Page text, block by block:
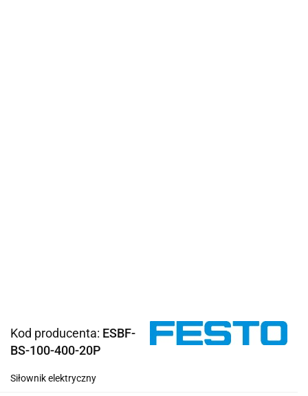
Kod producenta: ESBF-
BS-100-400-20P
Siłownik elektryczny